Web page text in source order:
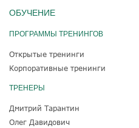
ОБУЧЕНИЕ
ПРОГРАММЫ ТРЕНИНГОВ
Открытые тренинги
Корпоративные тренинги
ТРЕНЕРЫ
Дмитрий Тарантин
Олег Давидович